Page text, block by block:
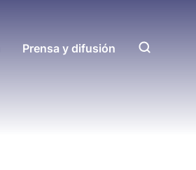
Prensa y difusión